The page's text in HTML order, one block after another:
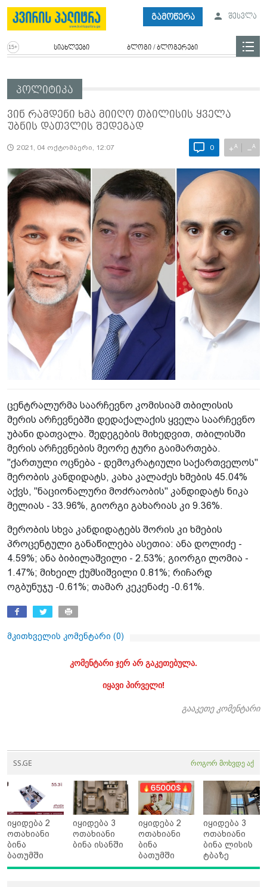
გამოწერა შესვლა
სიახლეები ბლოგი / ბლოგერები
პოლიტიკა
ვინ რამდენი ხმა მიიღო თბილისის ყველა
უბნის დათვლის შედეგად
2021, 04 ოქტომბერი, 12:07 0 +A −A
ცენტრალურმა საარჩევნო კომისიამ თბილისის
მერის არჩევნებში დედაქალაქის ყველა საარჩევნო
უბანი დათვალა. შედეგების მიხედვით, თბილისში
მერის არჩევნების მეორე ტური გაიმართება.
"ქართული ოცნება - დემოკრატიული საქართველოს"
მერობის კანდიდატს, კახა კალაძეს ხმების 45.04%
აქვს, "ნაციონალური მოძრაობის" კანდიდატს ნიკა
მელიას - 33.96%, გიორგი გახარიას კი 9.36%.
მერობის სხვა კანდიდატებს შორის კი ხმების
პროცენტული განაწილება ასეთია: ანა დოლიძე -
4.59%; ანა ბიბილაშვილი - 2.53%; გიორგი ლომია -
1.47%; მიხეილ ქუმსიშვილი 0.81%; რიჩარდ
ოგბუნუჯუ -0.61%; თამარ კეკენაძე -0.61%.
მკითხველის კომენტარი (0)
კომენტარი ჯერ არ გაკეთებულა.
იყავი პირველი!
გააკეთე კომენტარი
SS.GE როგორ მოხვდე აქ
იყიდება 2
ოთახიანი
ბინა
ბათუმში
იყიდება 3
ოთახიანი
ბინა ისანში
იყიდება 2
ოთახიანი
ბინა
ბათუმში
იყიდება 3
ოთახიანი
ბინა ლისის
ტბაზე